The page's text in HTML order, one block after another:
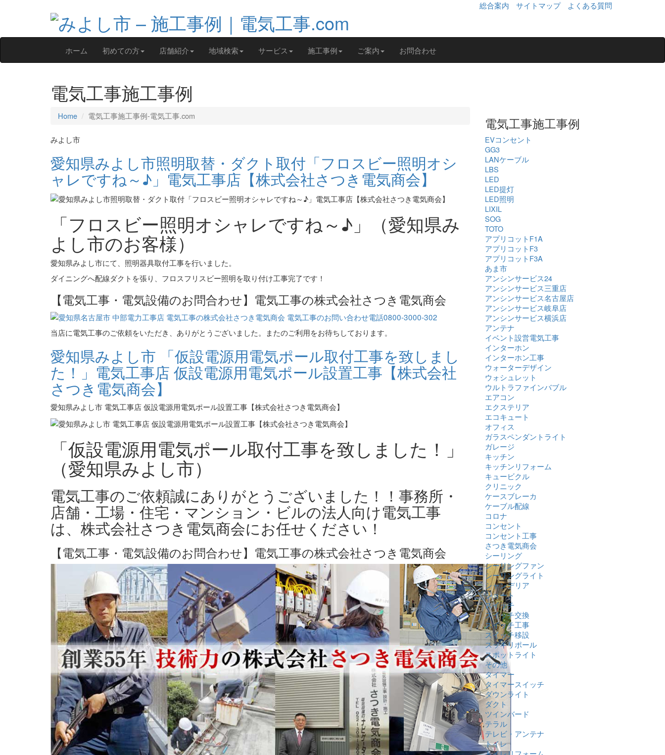
総合案内 サイトマップ よくある質問
ホーム 初めての方 店舗紹介 地域検索 サービス 施工事例 ご案内 お問合わせ
電気工事施工事例
Home 電気工事施工事例‐電気工事.com
みよし市
愛知県みよし市照明取替・ダクト取付「フロスビー照明オシ
ャレですね～♪」電気工事店【株式会社さつき電気商会】
「フロスビー照明オシャレですね～♪」（愛知県み
よし市のお客様）
愛知県みよし市にて、照明器具取付工事を行いました。
ダイニングへ配線ダクトを張り、フロスフリスビー照明を取り付け工事完了です！
【電気工事・電気設備のお問合わせ】電気工事の株式会社さつき電気商会
当店に電気工事のご依頼をいただき、ありがとうございました。またのご利用をお待ちしております。
愛知県みよし市 「仮設電源用電気ポール取付工事を致しまし
た！」電気工事店 仮設電源用電気ポール設置工事【株式会社
さつき電気商会】
愛知県みよし市 電気工事店 仮設電源用電気ポール設置工事【株式会社さつき電気商会】
「仮設電源用電気ポール取付工事を致しました！」
（愛知県みよし市）
電気工事のご依頼誠にありがとうございました！！事務所・
店舗・工場・住宅・マンション・ビルの法人向け電気工事
は、株式会社さつき電気商会にお任せください！
【電気工事・電気設備のお問合わせ】電気工事の株式会社さつき電気商会
電気工事施工事例
EVコンセント
GG3
LANケーブル
LBS
LED
LED提灯
LED照明
LIXIL
SOG
TOTO
アプリコットF1A
アプリコットF3
アプリコットF3A
あま市
アンシンサービス24
アンシンサービス三重店
アンシンサービス名古屋店
アンシンサービス岐阜店
アンシンサービス横浜店
アンテナ
イベント設営電気工事
インターホン
インターホン工事
ウォーターデザイン
ウォシュレット
ウルトラファインバブル
エアコン
エクステリア
エコキュート
オフィス
ガラスペンダントライト
ガレージ
キッチン
キッチンリフォーム
キュービクル
クリニック
ケースブレーカ
ケーブル配線
コロナ
コンセント
コンセント工事
さつき電気商会
シーリング
シーリングファン
シーリングライト
シャンデリア
ショート
スイッチ
スイッチ交換
スイッチ工事
スイッチ移設
スッキリポール
スポットライト
その他
タイマー
タイマースイッチ
ダウンライト
ダクト
ツインバード
テラル
テレビ・アンテナ
トイレ